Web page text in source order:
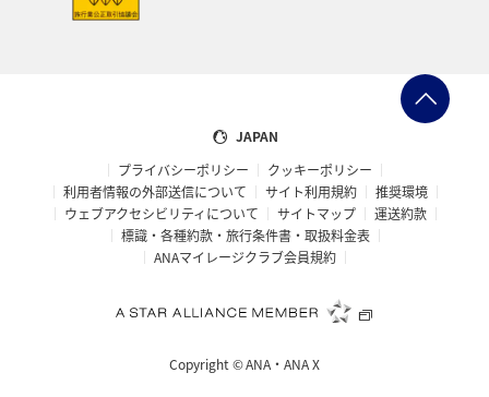
JAPAN
プライバシーポリシー
クッキーポリシー
利用者情報の外部送信について
サイト利用規約
推奨環境
ウェブアクセシビリティについて
サイトマップ
運送約款
標識・各種約款・旅行条件書・取扱料金表
ANAマイレージクラブ会員規約
Copyright ©ANA・ANA X